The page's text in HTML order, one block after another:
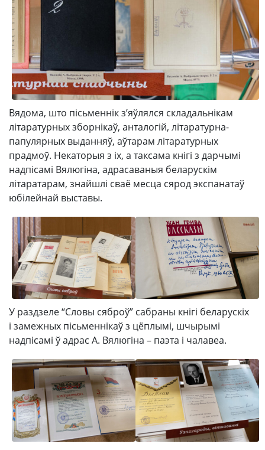
Вядома, што пісьменнік з’яўлялся складальнікам
літаратурных зборнікаў, анталогій, літаратурна-
папулярных выданняў, аўтарам літаратурных
прадмоў. Некаторыя з іх, а таксама кнігі з дарчымі
надпісамі Вялюгіна, адрасаваныя беларускім
літаратарам, знайшлі сваё месца сярод экспанатаў
юбілейнай выставы.
У раздзеле “Словы сяброў” сабраны кнігі беларускіх
і замежных пісьменнікаў з цёплымі, шчырымі
надпісамі ў адрас А. Вялюгіна – паэта і чалавеа.